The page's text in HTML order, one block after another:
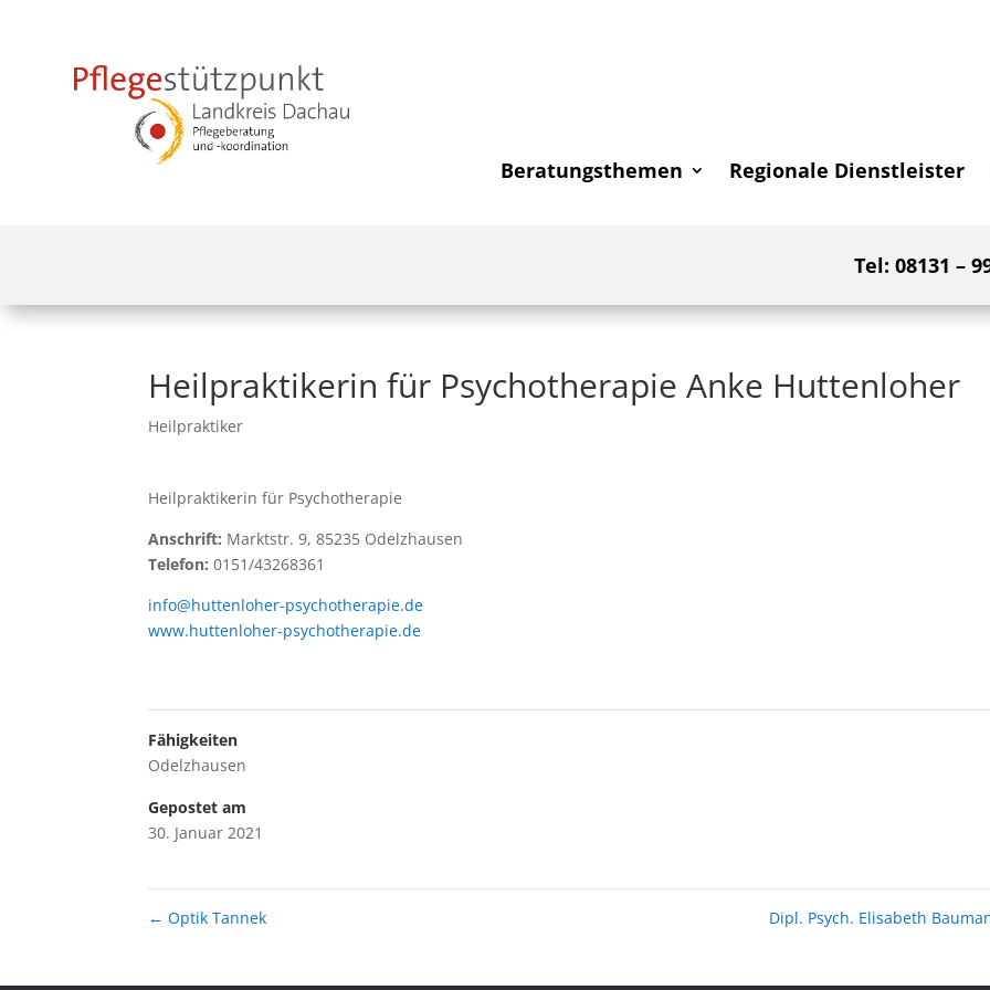
Beratungsthemen Regionale Dienstleister
Tel: 08131 –
Heilpraktikerin für Psychotherapie Anke Huttenloher
Heilpraktiker
Heilpraktikerin für Psychotherapie
Anschrift: Marktstr. 9, 85235 Odelzhausen
Telefon: 0151/43268361
info@huttenloher-psychotherapie.de
www.huttenloher-psychotherapie.de
Fähigkeiten
Odelzhausen
Gepostet am
30. Januar 2021
← Optik Tannek Dipl. Psych. Elisabeth